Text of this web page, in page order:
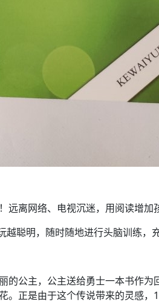
离网络、电视沉迷，用阅读增加
聪明，随时随地进行头脑训练，
的公主，公主送给勇士一本书作
正是由于这个传说带来的灵感，